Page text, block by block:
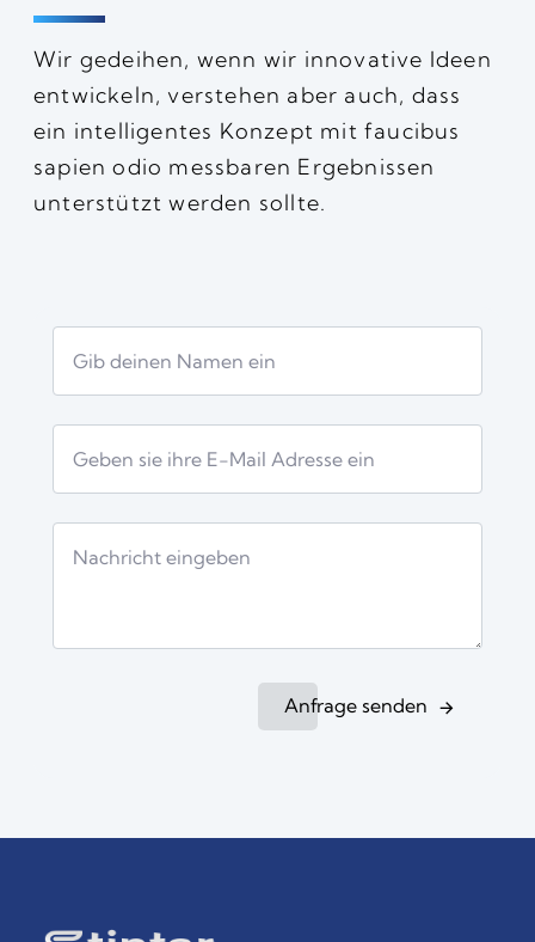
Wir gedeihen, wenn wir innovative Ideen
entwickeln, verstehen aber auch, dass
ein intelligentes Konzept mit faucibus
sapien odio messbaren Ergebnissen
unterstützt werden sollte.
Anfrage senden